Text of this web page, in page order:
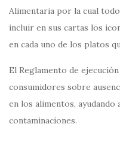
Alimentaria por la cual
incluir en sus cartas los
en cada uno de los platos
El Reglamento de
consumidores sobre
en los alimentos,
contaminaciones.